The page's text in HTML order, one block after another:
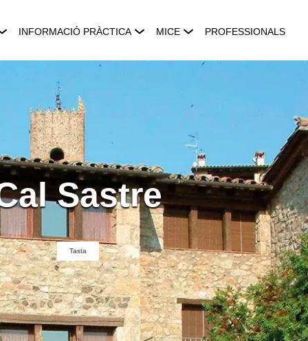
INFORMACIÓ PRÀCTICA MICE PROFESSIONALS
Sastre
Tasta